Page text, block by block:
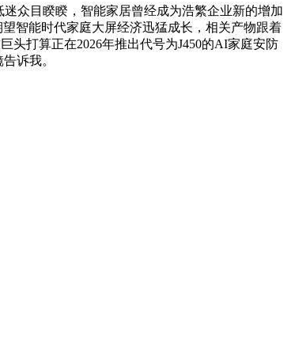
众目睽睽，智能家居曾经成为浩繁企业新的增加
智能时代家庭大屏经济迅猛成长，相关产物跟着
头打算正在2026年推出代号为J450的AI家庭安防
诉我。